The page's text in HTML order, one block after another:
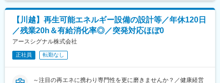
■当社の魅力：
・安定性：2009年に設立した当社は地球環境に配慮した事業を展
開しており、エネルギー事業、不動産業(売買・賃貸)と建設業(新
築注文住宅・リフォーム)等を行っております。様々な事業を展開
していることで、景気に左右されにくい運営が可能なのが特徴で
す。
・ワークライフバランス：「仕事もプライベートも大切にして欲
しい」という思いから、永く勤めていただける会社を目指してい
【川越】再生可能エネルギー設備の設計等／年休120日
／残業20h＆有給消化率◎／突発対応ほぼ0
アースシグナル株式会社
正社員 転勤なし
～注目の再エネに携わり専門性を更に磨きませんか？／健康経営